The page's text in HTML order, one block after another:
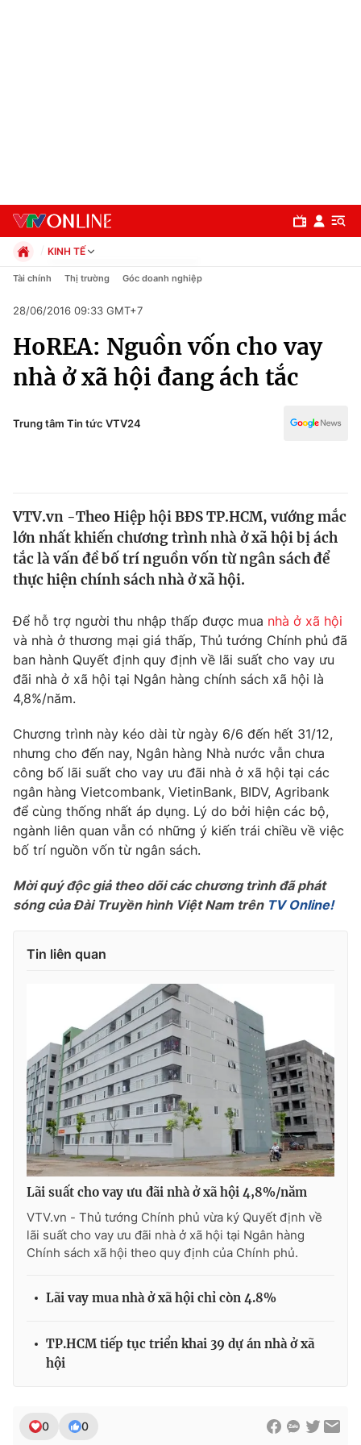
Chuyên mục
Chính trị
Thế giới
Tin tức
Thế giới đó đây
Câu chuyện quốc tế
Tài chính
Thị trường
Góc doanh nghiệp
Dữ liệu và đời sống
Truyền hình
Phim VTV
Hậu trường
Nhân vật
Khán giả
Giải sao mai
Giải trí
Điện ảnh
Âm nhạc
Sao
Đời sống
Du lịch
Làm đẹp
Chất lượng cuộc sống
Giáo dục
Học trực tuyến
Công nghệ
Hitech Công nghệ tương lai
Sản phẩm
Chuyên mục khác
Emagazine Podcast
Photo Infographic
Video Shorts video
VTV Thể thao
VTV Sức khoẻ Bất động sản
Thị trường 24h Tấm lòng Việt
VTV4 Vươn mình bằng AI
Liên hệ tòa soạn
KINH TẾ
Chính trị
Pháp luật
Kinh tế
Thể thao
Truyền hình
Y tế
Tài chính Thị trường Góc doanh nghiệp
28/06/2016 09:33 GMT+7
HoREA: Nguồn vốn cho vay
nhà ở xã hội đang ách tắc
Trung tâm Tin tức VTV24
VTV.vn -Theo Hiệp hội BĐS TP.HCM, vướng mắc
lớn nhất khiến chương trình nhà ở xã hội bị ách
tắc là vấn đề bố trí nguồn vốn từ ngân sách để
thực hiện chính sách nhà ở xã hội.
Để hỗ trợ người thu nhập thấp được mua nhà ở xã hội
và nhà ở thương mại giá thấp, Thủ tướng Chính phủ đã
ban hành Quyết định quy định về lãi suất cho vay ưu
đãi nhà ở xã hội tại Ngân hàng chính sách xã hội là
4,8%/năm.
Chương trình này kéo dài từ ngày 6/6 đến hết 31/12,
nhưng cho đến nay, Ngân hàng Nhà nước vẫn chưa
công bố lãi suất cho vay ưu đãi nhà ở xã hội tại các
ngân hàng Vietcombank, VietinBank, BIDV, Agribank
để cùng thống nhất áp dụng. Lý do bởi hiện các bộ,
ngành liên quan vẫn có những ý kiến trái chiều về việc
bố trí nguồn vốn từ ngân sách.
Mời quý độc giả theo dõi các chương trình đã phát
sóng của Đài Truyền hình Việt Nam trên TV Online!
Tin liên quan
Lãi suất cho vay ưu đãi nhà ở xã hội 4,8%/năm
VTV.vn - Thủ tướng Chính phủ vừa ký Quyết định về
lãi suất cho vay ưu đãi nhà ở xã hội tại Ngân hàng
Chính sách xã hội theo quy định của Chính phủ.
Lãi vay mua nhà ở xã hội chỉ còn 4.8%
TP.HCM tiếp tục triển khai 39 dự án nhà ở xã
hội
0 0